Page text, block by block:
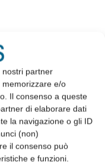
nostri partner
memorizzare e/o
Il consenso a queste
di elaborare dati
la navigazione o gli ID
(non)
il consenso può
e funzioni.